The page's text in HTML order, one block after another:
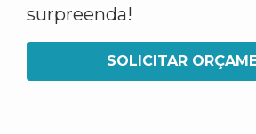
surpreenda!
SOLICITAR